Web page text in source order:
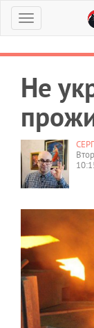
Меню
Не